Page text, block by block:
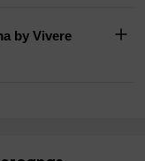
by Vivere